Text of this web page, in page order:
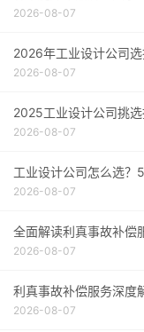
2026-08-07
2026年工业设计公司
2026-08-07
2025工业设计公司挑
2026-08-07
工业设计公司怎么选？
2026-08-07
全面解读利真事故补偿
2026-08-07
利真事故补偿服务深度
2026-08-07